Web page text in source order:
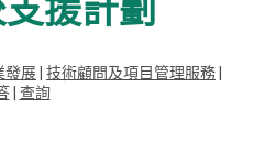
發展| 技術顧問及項目管理服務|
| 查詢